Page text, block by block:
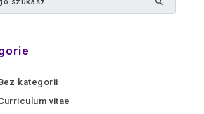
kategorii
vitae